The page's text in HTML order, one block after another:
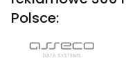
Polsce: